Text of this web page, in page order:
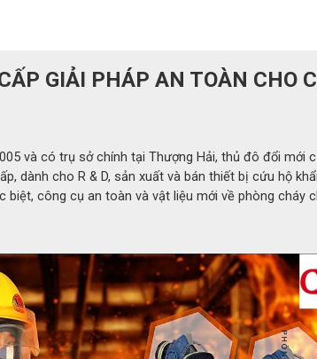
GIẢI PHÁP AN TOÀN CHO
và có trụ sở chính tại Thượng Hải, thủ đô đổi mới
dành cho R & D, sản xuất và bán thiết bị cứu hộ
công cụ an toàn và vật liệu mới về phòng cháy